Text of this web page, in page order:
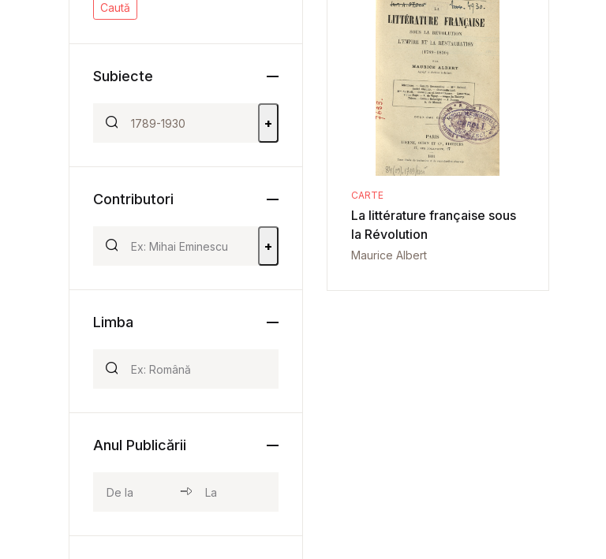
CARTE
La littérature française sous
la Révolution
Maurice Albert
Caută
Subiecte
+
Contributori
+
Limba
Anul Publicării